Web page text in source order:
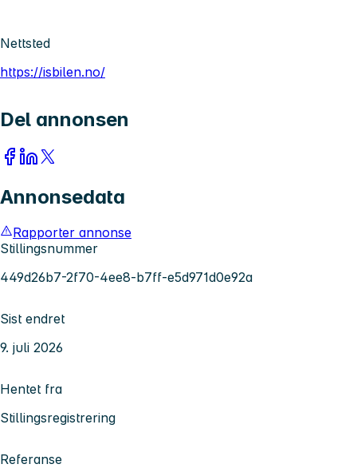
Nettsted
https://isbilen.no/
Del annonsen
Annonsedata
Rapporter annonse
Stillingsnummer
449d26b7-2f70-4ee8-b7ff-e5d971d0e92a
Sist endret
9. juli 2026
Hentet fra
Stillingsregistrering
Referanse